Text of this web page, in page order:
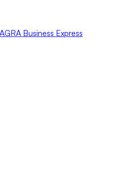
AGRA Business Express